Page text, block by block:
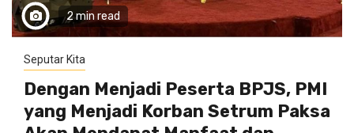
2 min read
Seputar Kita
Dengan Menjadi Peserta BPJS, PMI
yang Menjadi Korban Setrum Paksa